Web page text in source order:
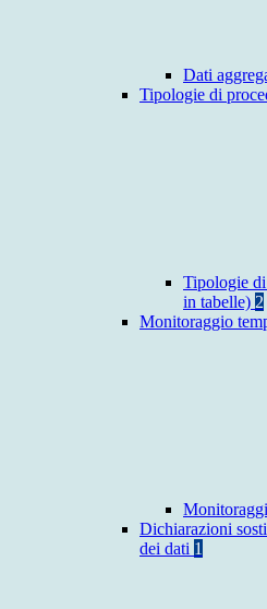
Dati
Tipologie di
Tipologie
in tabelle) 2
Monitoraggio
Dichiarazioni
dei dati 1